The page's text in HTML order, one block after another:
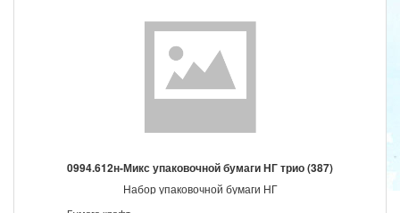
0994.612н-Микс упаковочной бумаги НГ трио (387)
Набор упаковочной бумаги НГ